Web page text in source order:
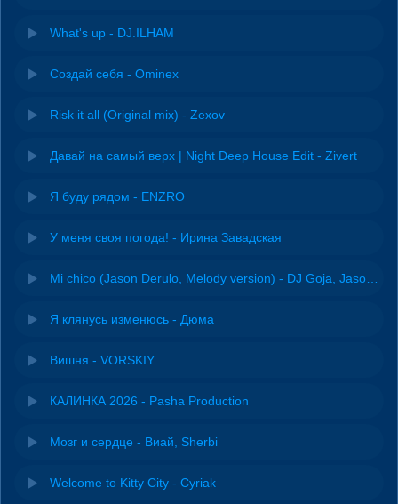
What's up - DJ.ILHAM
Создай себя - Ominex
Risk it all (Original mix) - Zexov
Давай на самый верх | Night Deep House Edit - Zivert
Я буду рядом - ENZRO
У меня своя погода! - Ирина Завадская
Я клянусь изменюсь - Дюма
Вишня - VORSKIY
КАЛИНКА 2026 - Pasha Production
Мозг и сердце - Виай, Sherbi
Welcome to Kitty City - Cyriak